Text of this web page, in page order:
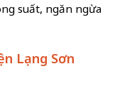
suất, ngăn ngừa
Lạng Sơn